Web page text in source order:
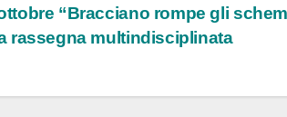
“Bracciano rompe gli
rassegna multindisciplinata